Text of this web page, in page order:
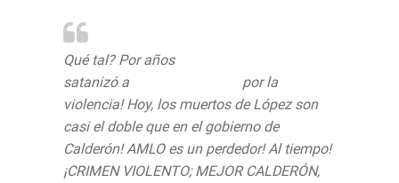
Qué tal? Por años
satanizó a
por la
violencia! Hoy, los muertos de López son
casi el doble que en el gobierno de
Calderón! AMLO es un perdedor! Al tiempo!
¡CRIMEN VIOLENTO; MEJOR CALDERÓN,